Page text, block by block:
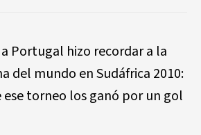
Portugal hizo recordar a la
del mundo en Sudáfrica 2010:
torneo los ganó por un gol